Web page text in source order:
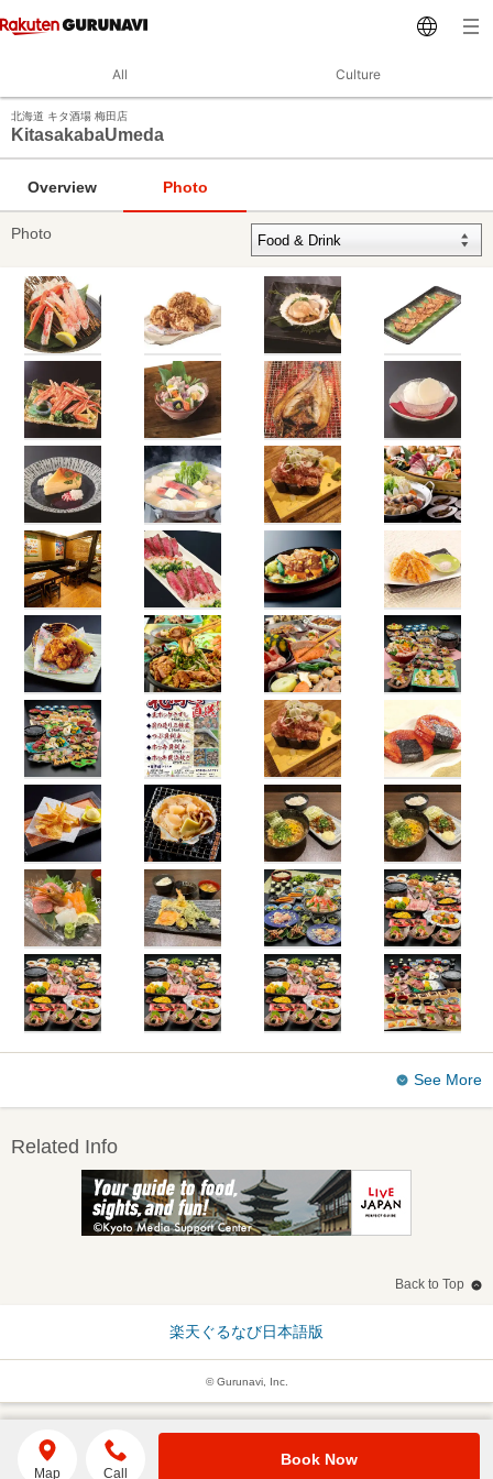
All Culture
北海道 キタ酒場 梅田店
KitasakabaUmeda
Overview Photo
Photo
See More
Related Info
Back to Top
楽天ぐるなび日本語版
© Gurunavi, Inc.
Map Call
Book Now